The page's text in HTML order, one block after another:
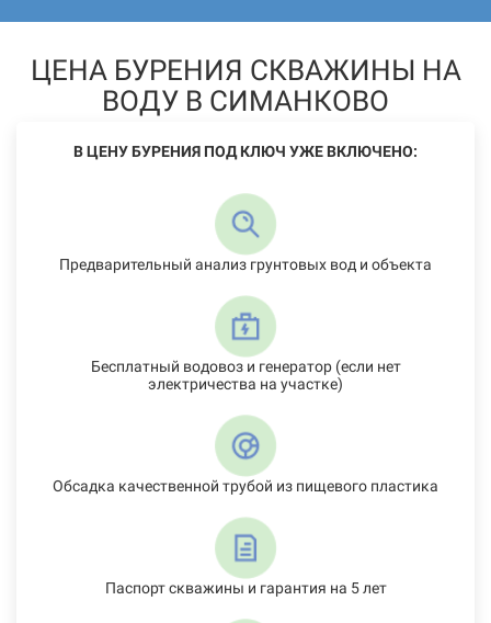
ЦЕНА БУРЕНИЯ СКВАЖИНЫ НА
ВОДУ В СИМАНКОВО
В ЦЕНУ БУРЕНИЯ ПОД КЛЮЧ УЖЕ ВКЛЮЧЕНО:
Предварительный анализ грунтовых вод и объекта
Бесплатный водовоз и генератор (если нет
электричества на участке)
Обсадка качественной трубой из пищевого пластика
Паспорт скважины и гарантия на 5 лет